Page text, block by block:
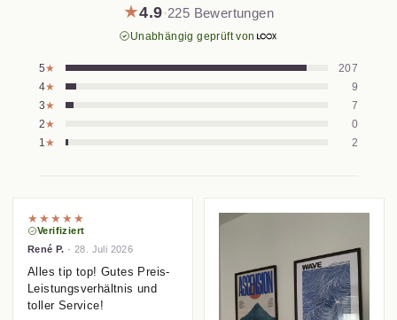
★4.9·225 Bewertungen
Unabhängig geprüft von
5★
207
4★
9
3★
7
2★
0
1★ 2
★★★★★
Verifiziert
René P. · 28. Juli 2026
Alles tip top! Gutes Preis-
Leistungsverhältnis und
toller Service!